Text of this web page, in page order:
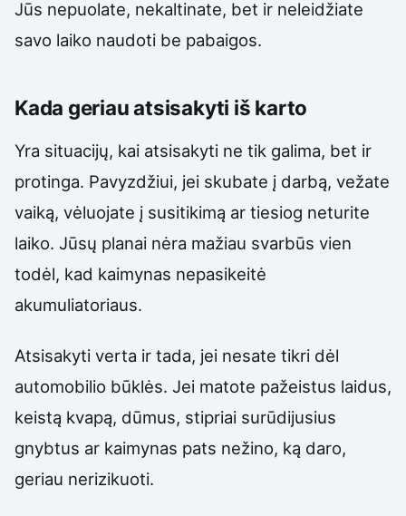
Jūs nepuolate, nekaltinate, bet ir neleidžiate
savo laiko naudoti be pabaigos.
Kada geriau atsisakyti iš karto
Yra situacijų, kai atsisakyti ne tik galima, bet ir
protinga. Pavyzdžiui, jei skubate į darbą, vežate
vaiką, vėluojate į susitikimą ar tiesiog neturite
laiko. Jūsų planai nėra mažiau svarbūs vien
todėl, kad kaimynas nepasikeitė
akumuliatoriaus.
Atsisakyti verta ir tada, jei nesate tikri dėl
automobilio būklės. Jei matote pažeistus laidus,
keistą kvapą, dūmus, stipriai surūdijusius
gnybtus ar kaimynas pats nežino, ką daro,
geriau nerizikuoti.